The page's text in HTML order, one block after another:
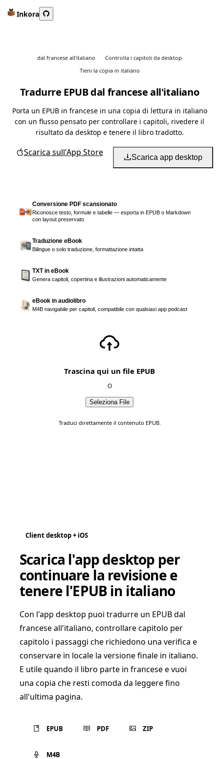
Inkora
dal francese all'italiano
Controlla i capitoli da desktop
Tieni la copia in italiano
Tradurre EPUB dal francese all'italiano
Porta un EPUB in francese in una copia di lettura in italiano
con un flusso pensato per controllare i capitoli, rivedere il
risultato da desktop e tenere il libro tradotto.
Scarica sull'App Store Scarica app desktop
Conversione PDF scansionato
Riconosce testo, formule e tabelle — esporta in EPUB o Markdown
con layout preservato
Traduzione eBook
Bilingue o solo traduzione, formattazione intatta
TXT in eBook
Genera capitoli, copertina e illustrazioni automaticamente
eBook in audiolibro
M4B navigabile per capitoli, compatibile con qualsiasi app podcast
Trascina qui un file EPUB
O
Seleziona File
Traduci direttamente il contenuto EPUB.
Client desktop + iOS
Scarica l'app desktop per
continuare la revisione e
tenere l'EPUB in italiano
Con l'app desktop puoi tradurre un EPUB dal
francese all'italiano, controllare capitolo per
capitolo i passaggi che richiedono una verifica e
conservare in locale la versione finale in italiano.
E utile quando il libro parte in francese e vuoi
una copia che resti comoda da leggere fino
all'ultima pagina.
EPUB PDF ZIP
M4B